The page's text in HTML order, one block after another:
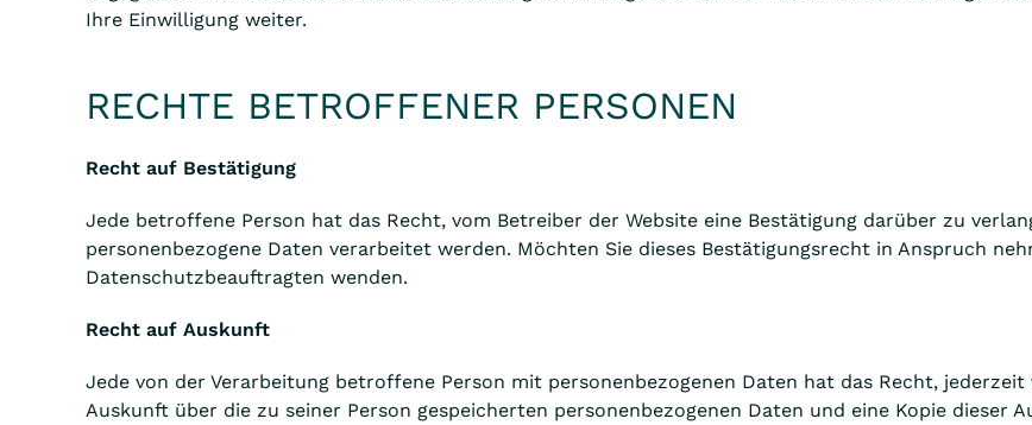
Ihre Einwilligung weiter.
RECHTE BETROFFENER PERSONEN
Recht auf Bestätigung
Jede betroffene Person hat das Recht, vom Betreiber der Website eine Bestätigung darüber zu
personenbezogene Daten verarbeitet werden. Möchten Sie dieses Bestätigungsrecht in Anspruch
Datenschutzbeauftragten wenden.
Recht auf Auskunft
Jede von der Verarbeitung betroffene Person mit personenbezogenen Daten hat das Recht,
Auskunft über die zu seiner Person gespeicherten personenbezogenen Daten und eine Kopie dieser